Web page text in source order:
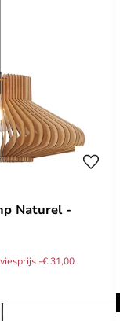
Naturel -
-€ 31,00